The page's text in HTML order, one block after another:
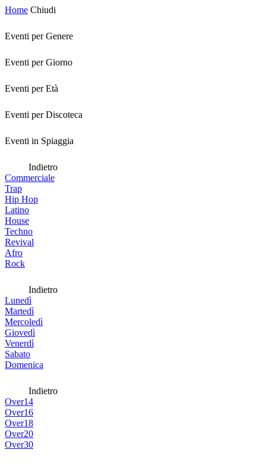
Home Chiudi
Eventi per Genere
Eventi per Giorno
Eventi per Età
Eventi per Discoteca
Eventi in Spiaggia
Indietro
Commerciale
Trap
Hip Hop
Latino
House
Techno
Revival
Afro
Rock
Indietro
Lunedì
Martedì
Mercoledì
Giovedì
Venerdì
Sabato
Domenica
Indietro
Over14
Over16
Over18
Over20
Over30